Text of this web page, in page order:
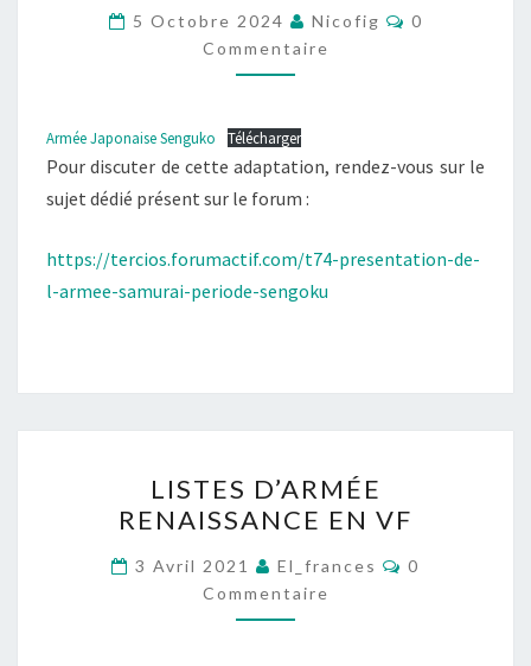
SENGOKU
ADAPTATION
À
RÈGLE
TERCIOS
PAR
FEDUSKY
5 Octobre 2024 Nicofig
0
Commentaire
Armée Japonaise Senguko Télécharger
Pour discuter de cette adaptation, rendez-vous sur le
sujet dédié présent sur le forum :
https://tercios.forumactif.com/t74-presentation-de-
l-armee-samurai-periode-sengoku
D’ARMÉE
RENAISSANCE
EN
VF
LISTES D’ARMÉE
RENAISSANCE EN VF
3 Avril 2021 El_frances
0
Commentaire